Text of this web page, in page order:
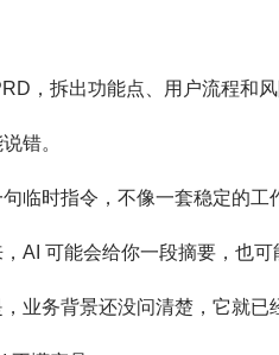
，拆出功能点、用户流程和风
错。
临时指令，不像一套稳定的工
AI 可能会给你一段摘要，也
业务背景还没问清楚，它就已